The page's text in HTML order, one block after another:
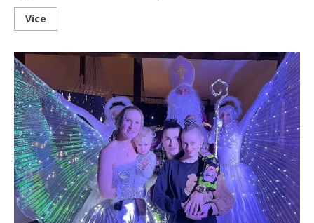
Více
more
Mahuleny
Bočanové
zdědila
krásu
po
mamince.
Vyžaduje
však
její
neustálou
péči